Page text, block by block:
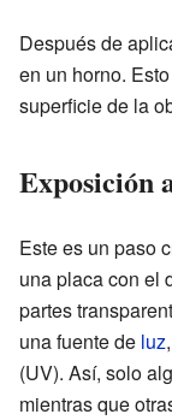
Después de
en un horno.
superficie de la
Exposición
Este es un paso
una placa con el
partes
una fuente de luz
(UV). Así, solo
mientras que